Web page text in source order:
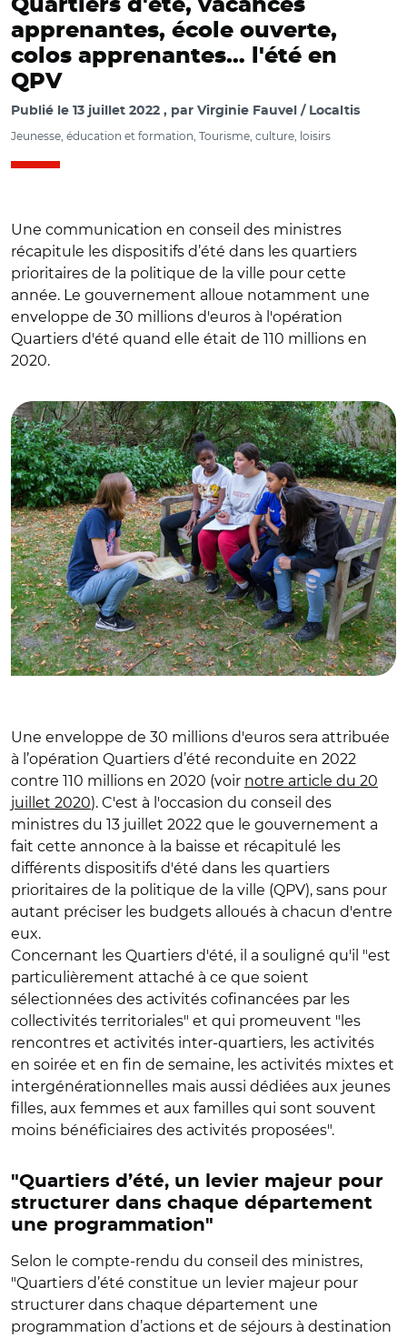
Quartiers d'été, vacances
apprenantes, école ouverte,
colos apprenantes… l'été en
QPV
Publié le 13 juillet 2022 par Virginie Fauvel / Localtis
Jeunesse, éducation et formation, Tourisme, culture, loisirs
Une communication en conseil des ministres
récapitule les dispositifs d’été dans les quartiers
prioritaires de la politique de la ville pour cette
année. Le gouvernement alloue notamment une
enveloppe de 30 millions d'euros à l'opération
Quartiers d'été quand elle était de 110 millions en
2020.
Une enveloppe de 30 millions d'euros sera attribuée
à l’opération Quartiers d’été reconduite en 2022
contre 110 millions en 2020 (voir notre article du 20
juillet 2020). C'est à l'occasion du conseil des
ministres du 13 juillet 2022 que le gouvernement a
fait cette annonce à la baisse et récapitulé les
différents dispositifs d'été dans les quartiers
prioritaires de la politique de la ville (QPV), sans pour
autant préciser les budgets alloués à chacun d'entre
eux.
Concernant les Quartiers d'été, il a souligné qu'il "est
particulièrement attaché à ce que soient
sélectionnées des activités cofinancées par les
collectivités territoriales" et qui promeuvent "les
rencontres et activités inter-quartiers, les activités
en soirée et en fin de semaine, les activités mixtes et
intergénérationnelles mais aussi dédiées aux jeunes
filles, aux femmes et aux familles qui sont souvent
moins bénéficiaires des activités proposées".
"Quartiers d’été, un levier majeur pour
structurer dans chaque département
une programmation"
Selon le compte-rendu du conseil des ministres,
"Quartiers d’été constitue un levier majeur pour
structurer dans chaque département une
programmation d’actions et de séjours à destination